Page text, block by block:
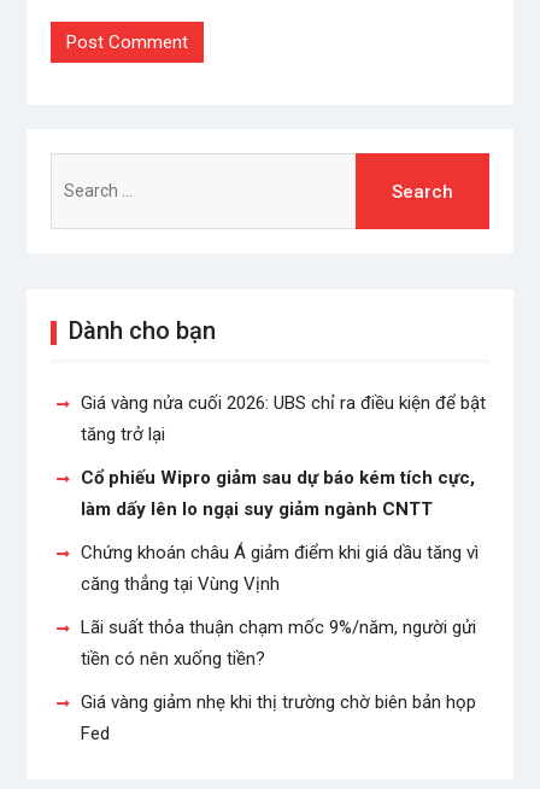
for:
Dành cho bạn
Giá vàng nửa cuối 2026: UBS chỉ ra điều kiện để bật
tăng trở lại
Cổ phiếu Wipro giảm sau dự báo kém tích cực,
làm dấy lên lo ngại suy giảm ngành CNTT
Chứng khoán châu Á giảm điểm khi giá dầu tăng vì
căng thẳng tại Vùng Vịnh
Lãi suất thỏa thuận chạm mốc 9%/năm, người gửi
tiền có nên xuống tiền?
Giá vàng giảm nhẹ khi thị trường chờ biên bản họp
Fed